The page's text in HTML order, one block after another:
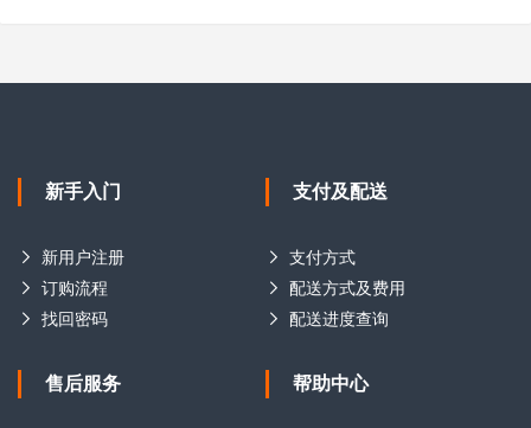
新手入门
新用户注册
订购流程
找回密码
支付及配送
支付方式
配送方式及费用
配送进度查询
售后服务 帮助中心